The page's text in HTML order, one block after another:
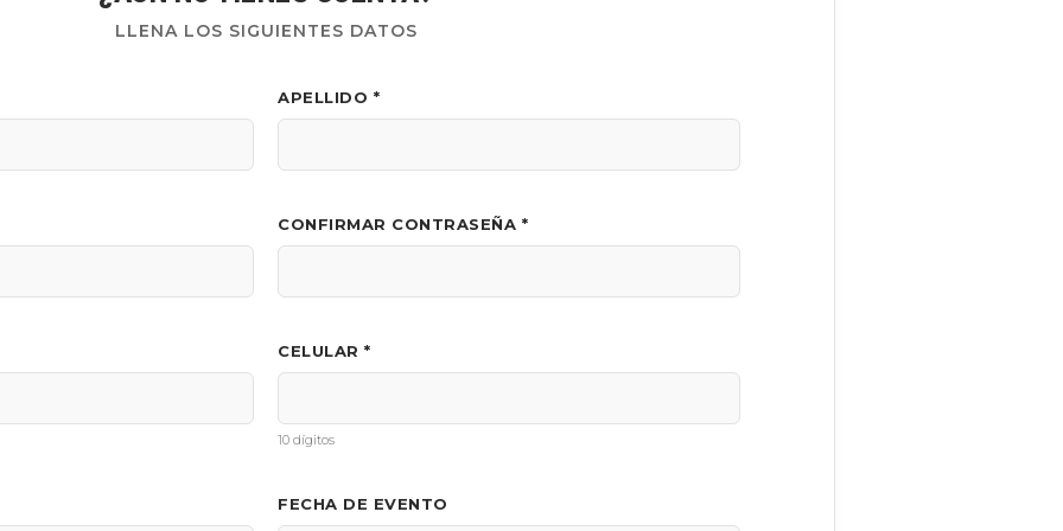
LLENA LOS SIGUIENTES DATOS
APELLIDO *
CONFIRMAR CONTRASEÑA *
CELULAR *
10 dígitos
FECHA DE EVENTO